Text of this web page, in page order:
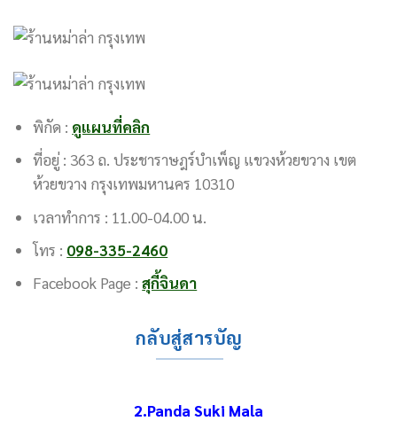
พิกัด : ดูแผนที่คลิก
ที่อยู่ : 363 ถ. ประชาราษฎร์บำเพ็ญ แขวงห้วยขวาง เขต
ห้วยขวาง กรุงเทพมหานคร 10310
เวลาทำการ : 11.00-04.00 น.
โทร : 098-335-2460
Facebook Page :สุกี้จินดา
กลับสู่สารบัญ
2.Panda Suki Mala